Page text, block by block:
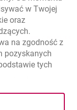
5.1978
się w nowej karcie
w Twojej
oraz
na zgodność z
pozyskanych
tych